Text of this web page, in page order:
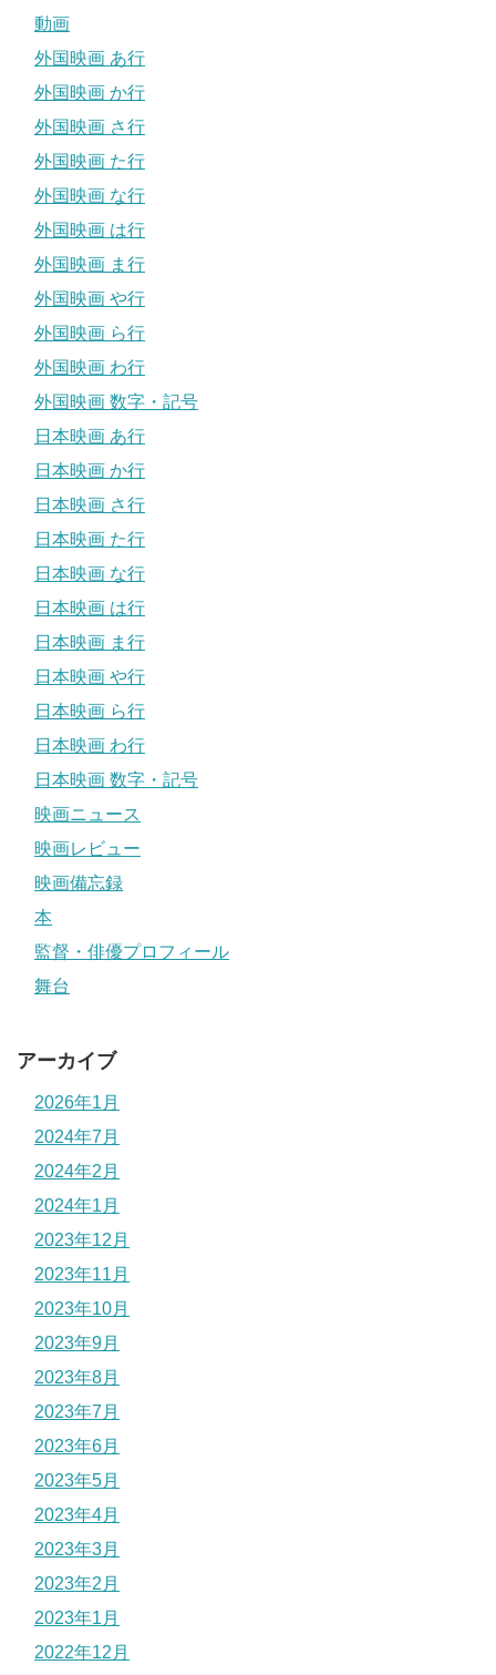
動画
外国映画 あ行
外国映画 か行
外国映画 さ行
外国映画 た行
外国映画 な行
外国映画 は行
外国映画 ま行
外国映画 や行
外国映画 ら行
外国映画 わ行
外国映画 数字・記号
日本映画 あ行
日本映画 か行
日本映画 さ行
日本映画 た行
日本映画 な行
日本映画 は行
日本映画 ま行
日本映画 や行
日本映画 ら行
日本映画 わ行
日本映画 数字・記号
映画ニュース
映画レビュー
映画備忘録
本
監督・俳優プロフィール
舞台
アーカイブ
2026年1月
2024年7月
2024年2月
2024年1月
2023年12月
2023年11月
2023年10月
2023年9月
2023年8月
2023年7月
2023年6月
2023年5月
2023年4月
2023年3月
2023年2月
2023年1月
2022年12月